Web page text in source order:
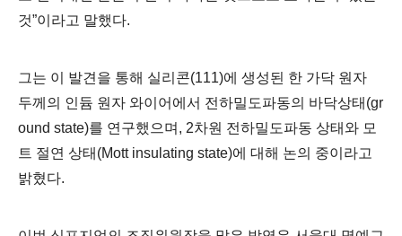
것”이라고 말했다.
그는 이 발견을 통해 실리콘(111)에 생성된 한 가닥 원자
두께의 인듐 원자 와이어에서 전하밀도파동의 바닥상태 (gr
ound state)를 연구했으며 , 2차원 전하밀도파동 상태와 모
트 절연 상태 (Mott insulating state)에 대해 논의 중이라고
밝혔다.